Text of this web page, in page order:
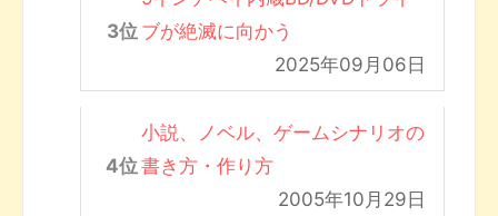
ブが絶滅に向かう
2025年09月06日
小説、ノベル、ゲームシナリオの
書き方・作り方
2005年10月29日